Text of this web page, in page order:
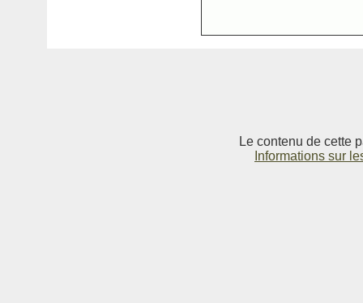
Le contenu de cette
Informations sur